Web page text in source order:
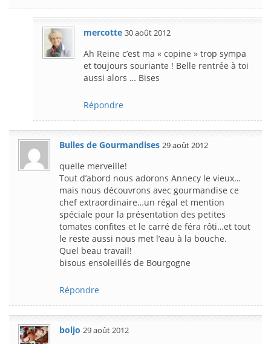
mercotte 30 août 2012
Ah Reine c’est ma « copine » trop sympa
et toujours souriante ! Belle rentrée à toi
aussi alors … Bises
Répondre
Bulles de Gourmandises 29 août 2012
quelle merveille!
Tout d’abord nous adorons Annecy le vieux…
mais nous découvrons avec gourmandise ce
chef extraordinaire…un régal et mention
spéciale pour la présentation des petites
tomates confites et le carré de féra rôti…et tout
le reste aussi nous met l’eau à la bouche.
Quel beau travail!
bisous ensoleillés de Bourgogne
Répondre
boljo 29 août 2012